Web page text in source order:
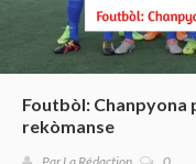
Foutbòl: Chanpyona
rekòmanse